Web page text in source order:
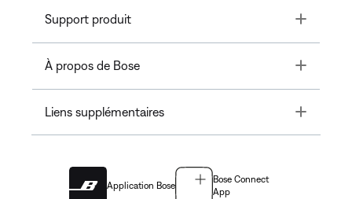
Support produit Toggle
À propos de Bose Toggle
Liens supplémentaires Toggle
Application Bose
Bose Connect
App